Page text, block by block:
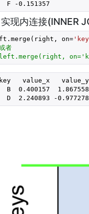
现内连接(INNER
on=
者
value_x   value_y
B  0.400157  1.867558
D  2.240893 -0.977278